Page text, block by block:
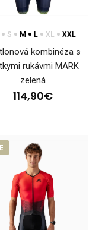
rukávmi PRIME
rukávmi PRIME
S M L XL XXL
kombinéza s
rukávmi MARK
zelená
114,90€